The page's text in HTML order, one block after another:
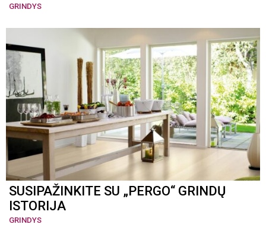
GRINDYS
SUSIPAŽINKITE SU „PERGO“ GRINDŲ
ISTORIJA
GRINDYS